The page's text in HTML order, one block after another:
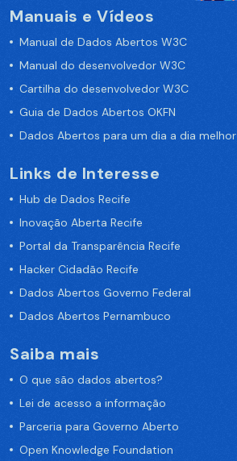
Manuais e Vídeos
Manual de Dados Abertos W3C
Manual do desenvolvedor W3C
Cartilha do desenvolvedor W3C
Guia de Dados Abertos OKFN
Dados Abertos para um dia a dia melhor
Links de Interesse
Hub de Dados Recife
Inovação Aberta Recife
Portal da Transparência Recife
Hacker Cidadão Recife
Dados Abertos Governo Federal
Dados Abertos Pernambuco
Saiba mais
O que são dados abertos?
Lei de acesso a informação
Parceria para Governo Aberto
Open Knowledge Foundation